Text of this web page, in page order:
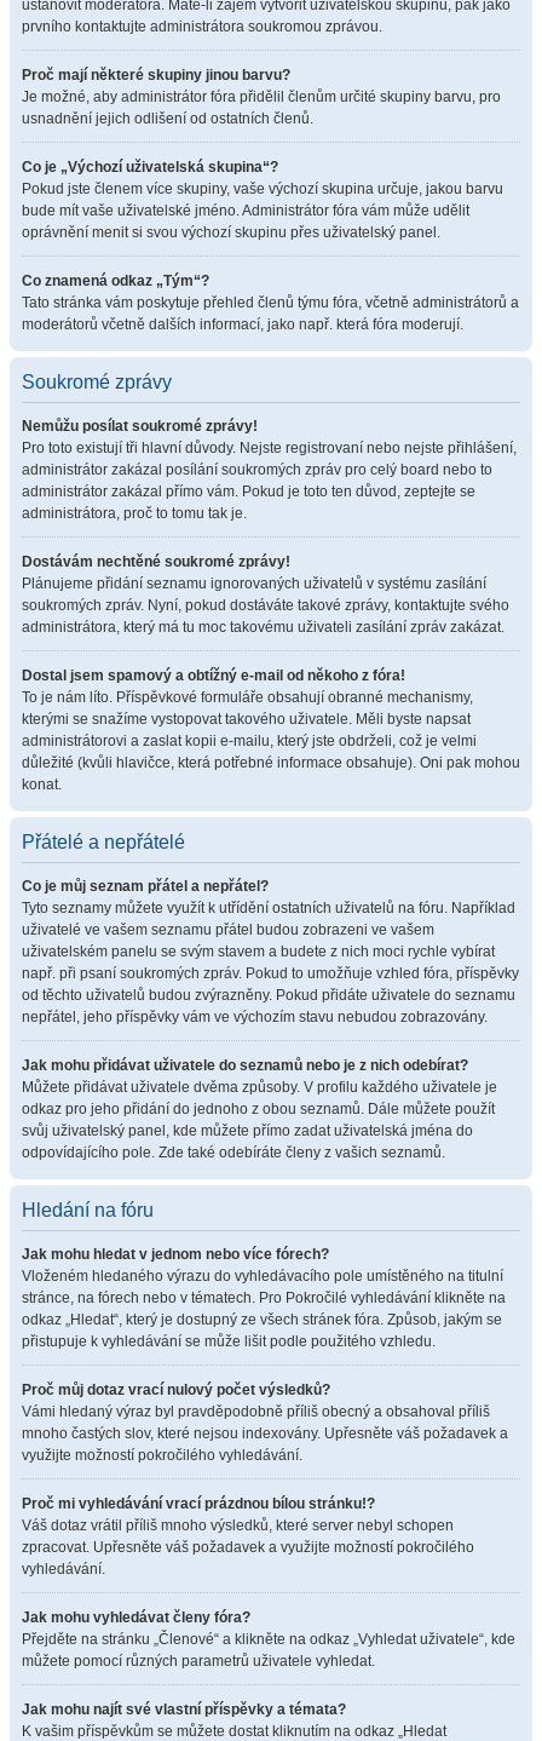
ustanovit moderátora. Máte-li zájem vytvořit uživatelskou skupinu, pak jako
prvního kontaktujte administrátora soukromou zprávou.
Proč mají některé skupiny jinou barvu?
Je možné, aby administrátor fóra přidělil členům určité skupiny barvu, pro
usnadnění jejich odlišení od ostatních členů.
Co je „Výchozí uživatelská skupina“?
Pokud jste členem více skupiny, vaše výchozí skupina určuje, jakou barvu
bude mít vaše uživatelské jméno. Administrátor fóra vám může udělit
oprávnění menit si svou výchozí skupinu přes uživatelský panel.
Co znamená odkaz „Tým“?
Tato stránka vám poskytuje přehled členů týmu fóra, včetně administrátorů a
moderátorů včetně dalších informací, jako např. která fóra moderují.
Soukromé zprávy
Nemůžu posílat soukromé zprávy!
Pro toto existují tři hlavní důvody. Nejste registrovaní nebo nejste přihlášení,
administrátor zakázal posílání soukromých zpráv pro celý board nebo to
administrátor zakázal přímo vám. Pokud je toto ten důvod, zeptejte se
administrátora, proč to tomu tak je.
Dostávám nechtěné soukromé zprávy!
Plánujeme přidání seznamu ignorovaných uživatelů v systému zasílání
soukromých zpráv. Nyní, pokud dostáváte takové zprávy, kontaktujte svého
administrátora, který má tu moc takovému uživateli zasílání zpráv zakázat.
Dostal jsem spamový a obtížný e-mail od někoho z fóra!
To je nám líto. Příspěvkové formuláře obsahují obranné mechanismy,
kterými se snažíme vystopovat takového uživatele. Měli byste napsat
administrátorovi a zaslat kopii e-mailu, který jste obdrželi, což je velmi
důležité (kvůli hlavičce, která potřebné informace obsahuje). Oni pak mohou
konat.
Přátelé a nepřátelé
Co je můj seznam přátel a nepřátel?
Tyto seznamy můžete využít k utřídění ostatních uživatelů na fóru. Například
uživatelé ve vašem seznamu přátel budou zobrazeni ve vašem
uživatelském panelu se svým stavem a budete z nich moci rychle vybírat
např. při psaní soukromých zpráv. Pokud to umožňuje vzhled fóra, příspěvky
od těchto uživatelů budou zvýrazněny. Pokud přidáte uživatele do seznamu
nepřátel, jeho příspěvky vám ve výchozím stavu nebudou zobrazovány.
Jak mohu přidávat uživatele do seznamů nebo je z nich odebírat?
Můžete přidávat uživatele dvěma způsoby. V profilu každého uživatele je
odkaz pro jeho přidání do jednoho z obou seznamů. Dále můžete použít
svůj uživatelský panel, kde můžete přímo zadat uživatelská jména do
odpovídajícího pole. Zde také odebíráte členy z vašich seznamů.
Hledání na fóru
Jak mohu hledat v jednom nebo více fórech?
Vloženém hledaného výrazu do vyhledávacího pole umístěného na titulní
stránce, na fórech nebo v tématech. Pro Pokročilé vyhledávání klikněte na
odkaz „Hledat“, který je dostupný ze všech stránek fóra. Způsob, jakým se
přistupuje k vyhledávání se může lišit podle použitého vzhledu.
Proč můj dotaz vrací nulový počet výsledků?
Vámi hledaný výraz byl pravděpodobně příliš obecný a obsahoval příliš
mnoho častých slov, které nejsou indexovány. Upřesněte váš požadavek a
využijte možností pokročilého vyhledávání.
Proč mi vyhledávání vrací prázdnou bílou stránku!?
Váš dotaz vrátil příliš mnoho výsledků, které server nebyl schopen
zpracovat. Upřesněte váš požadavek a využijte možností pokročilého
vyhledávání.
Jak mohu vyhledávat členy fóra?
Přejděte na stránku „Členové“ a klikněte na odkaz „Vyhledat uživatele“, kde
můžete pomocí různých parametrů uživatele vyhledat.
Jak mohu najít své vlastní příspěvky a témata?
K vašim příspěvkům se můžete dostat kliknutím na odkaz „Hledat